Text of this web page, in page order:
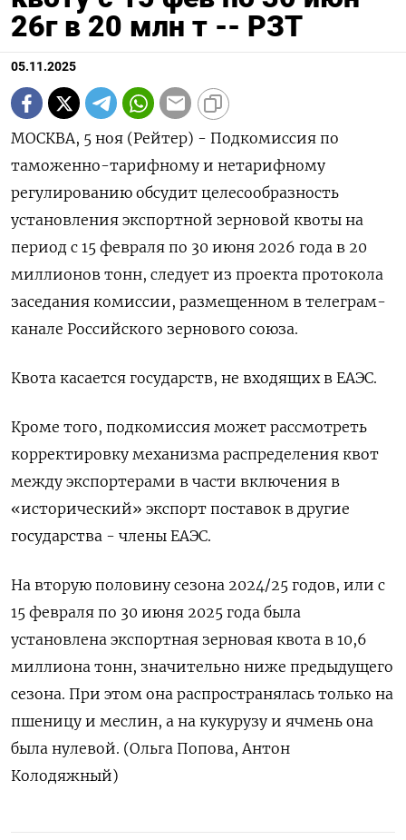
26г в 20 млн т -- РЗТ
05.11.2025
МОСКВА, 5 ноя (Рейтер) - Подкомиссия по
таможенно-тарифному и нетарифному
регулированию обсудит целесообразность
установления экспортной зерновой квоты на
период с 15 февраля по 30 июня 2026 года в 20
миллионов тонн, следует из проекта протокола
заседания комиссии, размещенном в телеграм-
канале Российского зернового союза.
Квота касается государств, не входящих в ЕАЭС.
Кроме того, подкомиссия может рассмотреть
корректировку механизма распределения квот
между экспортерами в части включения в
«исторический» экспорт поставок в другие
государства - члены ЕАЭС.
На вторую половину сезона 2024/25 годов, или с
15 февраля по 30 июня 2025 года была
установлена экспортная зерновая квота в 10,6
миллиона тонн, значительно ниже предыдущего
сезона. При этом она распространялась только на
пшеницу и меслин, а на кукурузу и ячмень она
была нулевой. (Ольга Попова, Антон
Колодяжный)